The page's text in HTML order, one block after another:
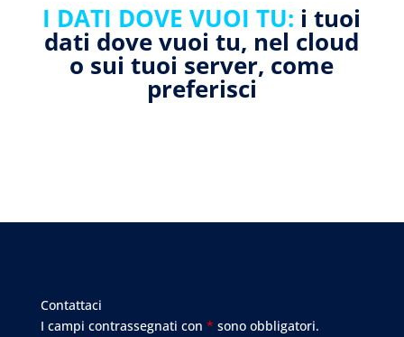
I DATI DOVE VUOI TU: i tuoi
dati dove vuoi tu, nel cloud
o sui tuoi server, come
preferisci
Contattaci
I campi contrassegnati con * sono obbligatori.